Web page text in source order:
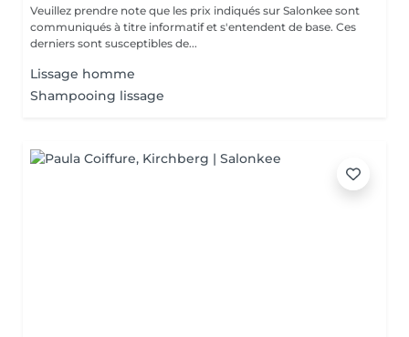
Veuillez prendre note que les prix indiqués sur Salonkee sont
communiqués à titre informatif et s'entendent de base. Ces
derniers sont susceptibles de...
Lissage homme
Shampooing lissage